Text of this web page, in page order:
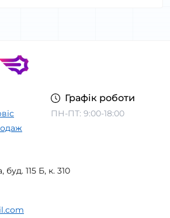
Графік роботи
ПН-ПТ: 9:00-18:00
115 Б, к. 310